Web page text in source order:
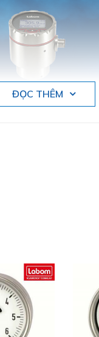
tại Việt Nam
ĐỌC THÊM